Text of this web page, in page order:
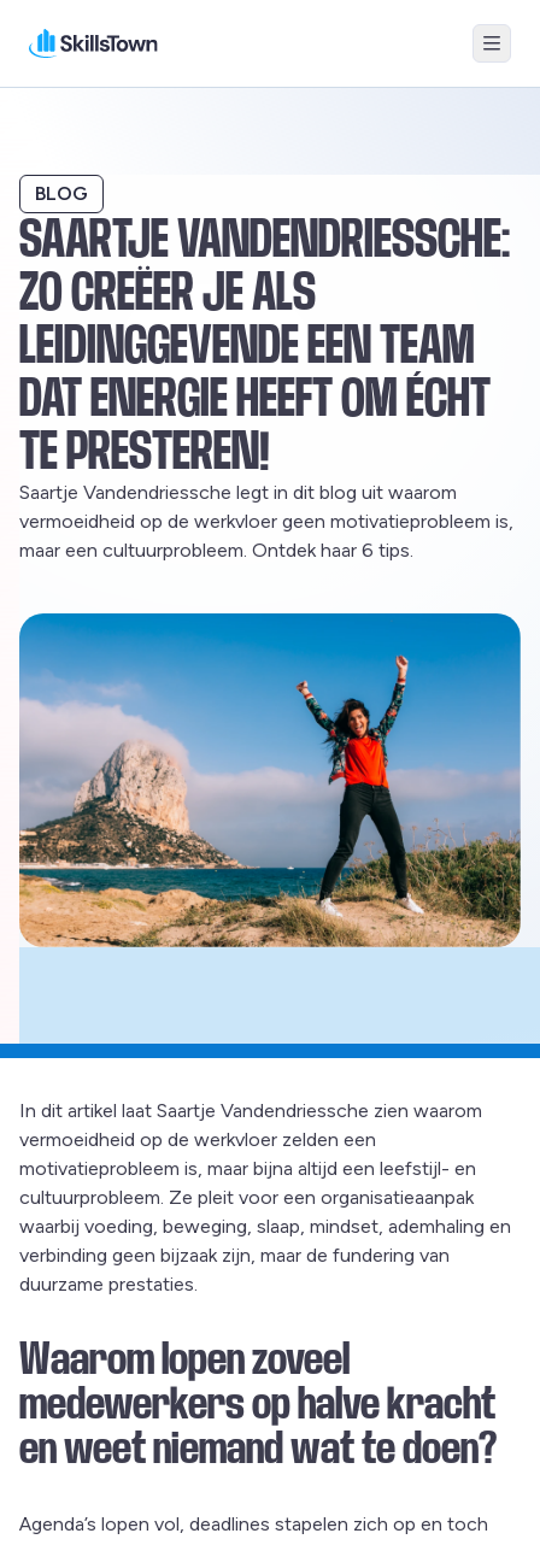
Menu
SAARTJE VANDENDRIESSCHE:
ZO CREËER JE ALS
LEIDINGGEVENDE EEN TEAM
DAT ENERGIE HEEFT OM ÉCHT
TE PRESTEREN!
BLOG
Saartje Vandendriessche legt in dit blog uit waarom
vermoeidheid op de werkvloer geen motivatieprobleem is,
maar een cultuurprobleem. Ontdek haar 6 tips.
In dit artikel laat Saartje Vandendriessche zien waarom
vermoeidheid op de werkvloer zelden een
motivatieprobleem is, maar bijna altijd een leefstijl- en
cultuurprobleem. Ze pleit voor een organisatieaanpak
waarbij voeding, beweging, slaap, mindset, ademhaling en
verbinding geen bijzaak zijn, maar de fundering van
duurzame prestaties.
Waarom lopen zoveel
medewerkers op halve kracht
en weet niemand wat te doen?
Agenda’s lopen vol, deadlines stapelen zich op en toch